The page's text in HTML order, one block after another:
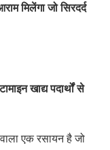
मिलेंगा जो सिरदर्द
खाद्य पदार्थों से
एक रसायन है जो